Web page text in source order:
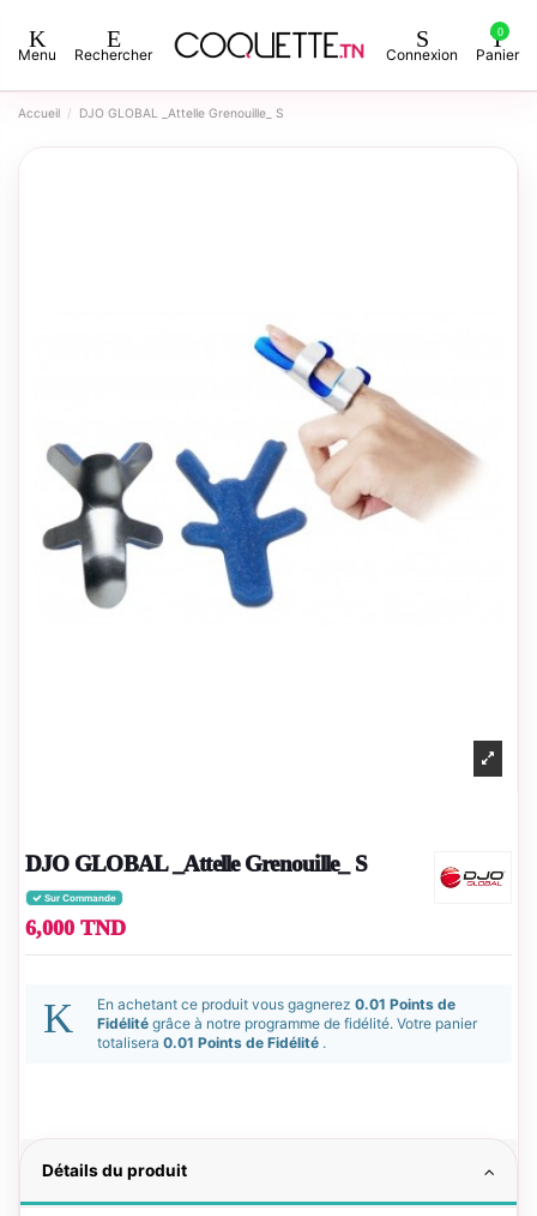
Menu Rechercher Connexion
0
Panier
Accueil DJO GLOBAL _Attelle Grenouille_ S
DJO GLOBAL _Attelle Grenouille_ S
Sur Commande
6,000 TND
En achetant ce produit vous gagnerez 0.01 Points de
Fidélité grâce à notre programme de fidélité. Votre panier
totalisera 0.01 Points de Fidélité .
Détails du produit